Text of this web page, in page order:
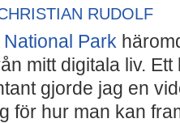
RUDOLF
Park
mitt digitala liv.
gjorde jag en
för hur man kan